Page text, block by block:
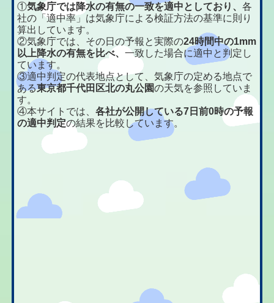
①気象庁では降水の有無の一致を適中としており、各
社の「適中率」は気象庁による検証方法の基準に則り
算出しています。
②気象庁では、その日の予報と実際の24時間中の1mm
以上降水の有無を比べ、一致した場合に適中と判定し
ています。
③適中判定の代表地点として、気象庁の定める地点で
ある東京都千代田区北の丸公園の天気を参照していま
す。
④本サイトでは、各社が公開している7日前0時の予報
の適中判定の結果を比較しています。